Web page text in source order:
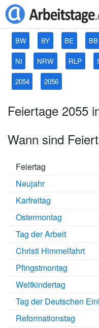
BW BY BE BB
NI NRW RLP
2054 2056
Feiertage 2055
Wann sind
Feiertag
Neujahr
Karfreitag
Ostermontag
Tag der Arbeit
Christi Himmelfahrt
Pfingstmontag
Weltkindertag
Tag der Deutschen
Reformationstag